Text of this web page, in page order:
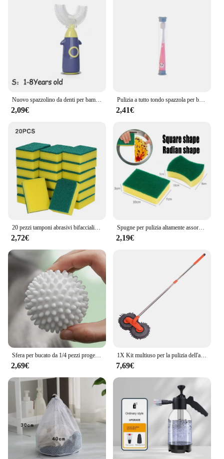
Nuovo spazzolino da denti per bambini a forma di U 360 ° Spazzolino da denti per bambini Cura dei denti per la pulizia dei denti Spazzolino da denti per bambini Spazzolino per bambini Cura dei denti
2,09€
Pulizia a tutto tondo spazzola per bambini sbiancamento dei denti spazzolino portatile spazzolino da denti facile da lavare spazzolino da denti per bambini con capelli Super morbidi
2,41€
20 pezzi tamponi abrasivi bifacciali spugna da cucina per lavare i piatti per ciotola di pentole strumenti per la pulizia della casa
2,72€
Spugne per pulizia altamente assorbenti Lavaggio dei piatti Magic Clean Pot Spugna per macchie di ruggine Spazzola Detergente per grasso da cucina Utensili domestici
2,19€
Sfera per bucato da 1/4 pezzi progettata appositamente per le lavatrici per rimuovere lo sporco e prevenire lo strumento di depilazione Entanglement
2,69€
1X Kit multiuso per la pulizia dell'auto Spazzola in microfibra Mop Spugna Pulisci Strumenti per la casa automatica Accessori puliti universali Giallo Grigio
7,69€